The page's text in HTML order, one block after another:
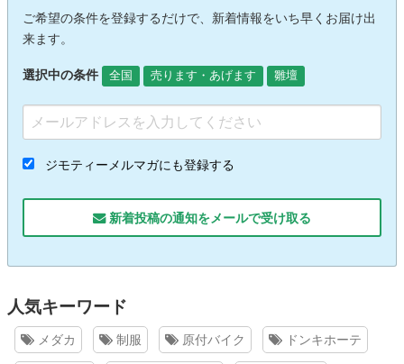
ご希望の条件を登録するだけで、新着情報をいち早くお届け出
来ます。
選択中の条件 全国 売ります・あげます 雛壇
ジモティーメルマガにも登録する
新着投稿の通知をメールで受け取る
人気キーワード
メダカ 制服 原付バイク ドンキホーテ